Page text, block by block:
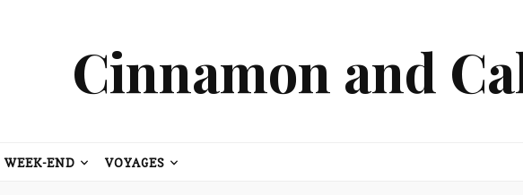
Cinnamon and
WEEK-END VOYAGES